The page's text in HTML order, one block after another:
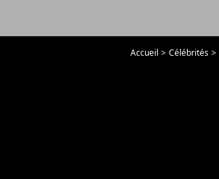
Accueil Célébrités